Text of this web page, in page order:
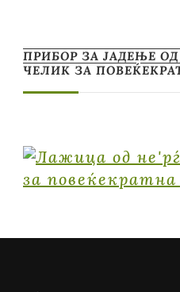
ПРИБОР ЗА ЈАДЕЊЕ
ЧЕЛИК ЗА